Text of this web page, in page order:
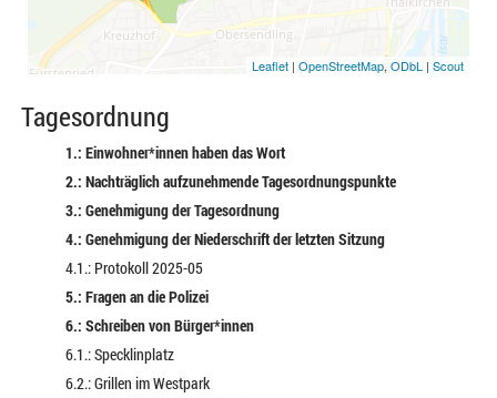
Leaflet | OpenStreetMap, ODbL | Scout
Tagesordnung
1.: Einwohner*innen haben das Wort
2.: Nachträglich aufzunehmende Tagesordnungspunkte
3.: Genehmigung der Tagesordnung
4.: Genehmigung der Niederschrift der letzten Sitzung
4.1.: Protokoll 2025-05
5.: Fragen an die Polizei
6.: Schreiben von Bürger*innen
6.1.: Specklinplatz
6.2.: Grillen im Westpark